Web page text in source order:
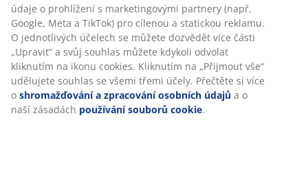
Specifikace
Hodnocení
(108)